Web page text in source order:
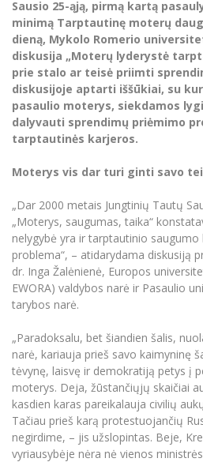
Universiteto teatras
MRU pop vokalinis
Novikas)
MRU merginų
Neformaliuoju ir
kompetencijų
Studijų
Erasmus+
Kitos galimybės
Partnerystės
Azijos centras
Vilniaus Karaliaus
Frankofoniškų šalių
Emocinė gerovė
Mokslo
Žmogaus,
Doktorantūra
Projektai
Akademinė leidyba
Mokymų LAB
Mokslo naujienos
Kasmetiniai
Veiklos
Akademinė etika
Darbas MRU
Universiteto
Tarptautiškumas
Studentams
Studentams
Partnerystės
Azijos centras
Vilniaus Karaliaus
Frankofoniškų
Darbuotojams
Azijos centras
Vilniaus Karaliaus
Frankofoniškų
Darnus vystymasis
Privatumo politika
Viešai skelbiama
Parama Ukrainai
Civilinė sauga
Korupcijos
Sūduvos akademija
Tinklalaidės
Bakalauro studijos
Magistrantūros
Vadovų MBA
Švietimo ir kultūros
Teisės LL.M.
Pedagogų rengimas
Doktorantūros studijos
Profesinės bakalauro
Personalo valdymo
Privačių interesų
Informacija naujiems
Studijų tvarkaraštis
Informacinė sistema
Darbuotojų
Daugiafaktorinė
darbuotojams (MFA)
Mokslininkų profiliai
Sausio 25-ąją, pirmą kartą
minimą Tarptautinę moterų
dieną, Mykolo Romerio
diskusija „Moterų lyderystė
prie stalo ar teisė priimti
diskusijoje aptarti iššūkiai, su
pasaulio moterys, siekdamos
dalyvauti sprendimų priėmimo
tarptautinės karjeros.
Moterys vis dar turi ginti savo
„Dar 2000 metais Jungtinių Tautų
„Moterys, saugumas, taika“
nelygybė yra ir tarptautinio
problema“, – atidarydama diskusiją
dr. Inga Žalėnienė, Europos
EWORA) valdybos narė ir Pasaulio
tarybos narė.
„Paradoksalu, bet šiandien šalis,
narė, kariauja prieš savo kaimyninę
tėvynę, laisvę ir demokratiją petys į
moterys. Deja, žūstančiųjų skaičiai
kasdien karas pareikalauja civilių
Tačiau prieš karą protestuojančių
negirdime, – jis užslopintas. Beje,
vyriausybėje nėra nė vienos